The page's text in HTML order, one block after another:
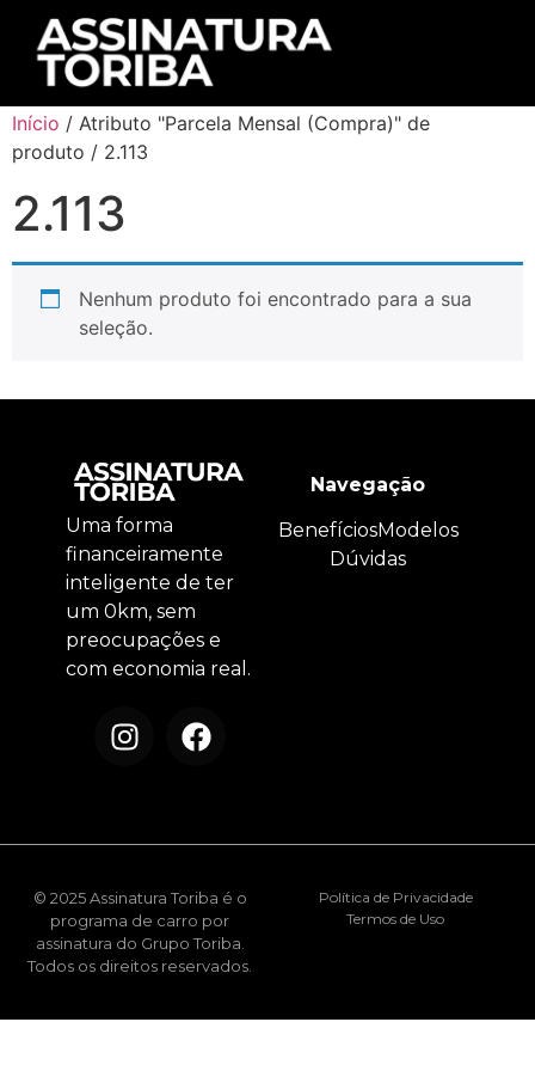
Início / Atributo "Parcela Mensal (Compra)" de
produto / 2.113
2.113
Nenhum produto foi encontrado para a sua
seleção.
Uma forma
financeiramente
inteligente de ter
um 0km, sem
preocupações e
com economia real.
Navegação
BenefíciosModelos
Dúvidas
© 2025 Assinatura Toriba é o
programa de carro por
assinatura do Grupo Toriba.
Todos os direitos reservados.
Política de Privacidade
Termos de Uso